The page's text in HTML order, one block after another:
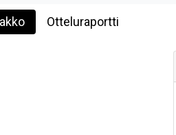
Otteluraportti